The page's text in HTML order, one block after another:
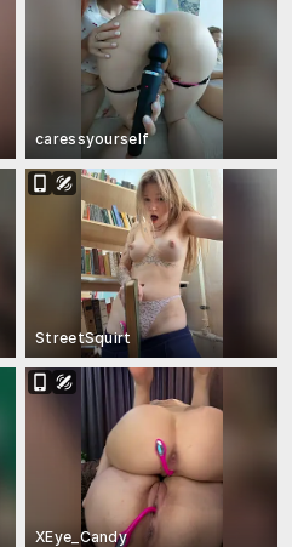
caressyourself
StreetSquirt
XEye_Candy